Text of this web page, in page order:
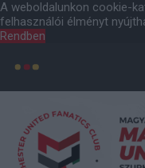
A weboldalunkon cookie-
felhasználói élményt
Rendben